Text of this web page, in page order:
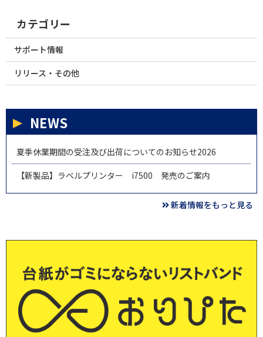
カテゴリー
サポート情報
リリース・その他
NEWS
夏季休業期間の受注及び出荷についてのお知らせ2026
【新製品】ラベルプリンター i7500 発売のご案内
新着情報をもっと見る